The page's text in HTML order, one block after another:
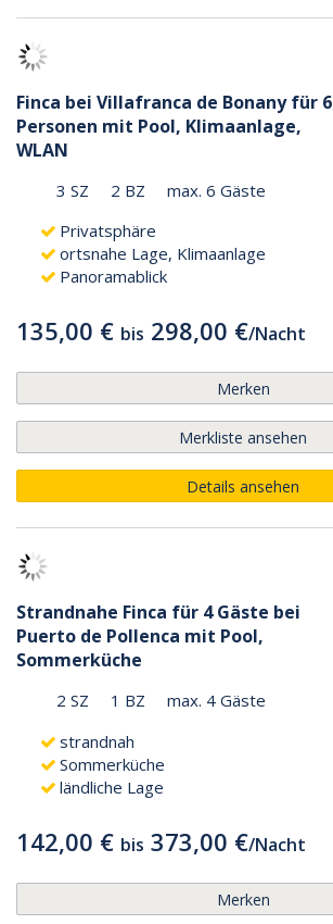
Finca bei Villafranca de Bonany für 6
Personen mit Pool, Klimaanlage,
WLAN
3 SZ 2 BZ
max. 6 Gäste
Privatsphäre
ortsnahe Lage, Klimaanlage
Panoramablick
135,00 € bis 298,00 €/Nacht
Merken
Merkliste ansehen
Details ansehen
Strandnahe Finca für 4 Gäste bei
Puerto de Pollenca mit Pool,
Sommerküche
2 SZ 1 BZ max. 4 Gäste
strandnah
Sommerküche
ländliche Lage
142,00 € bis 373,00 €/Nacht
Merken